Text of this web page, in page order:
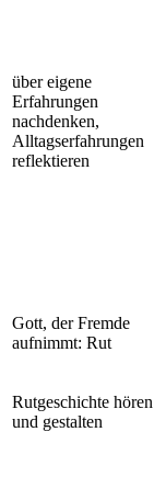
über eigene
Erfahrungen
nachdenken,
Alltagserfahrungen
reflektieren
Gott, der Fremde
aufnimmt: Rut
Rutgeschichte hören
und gestalten